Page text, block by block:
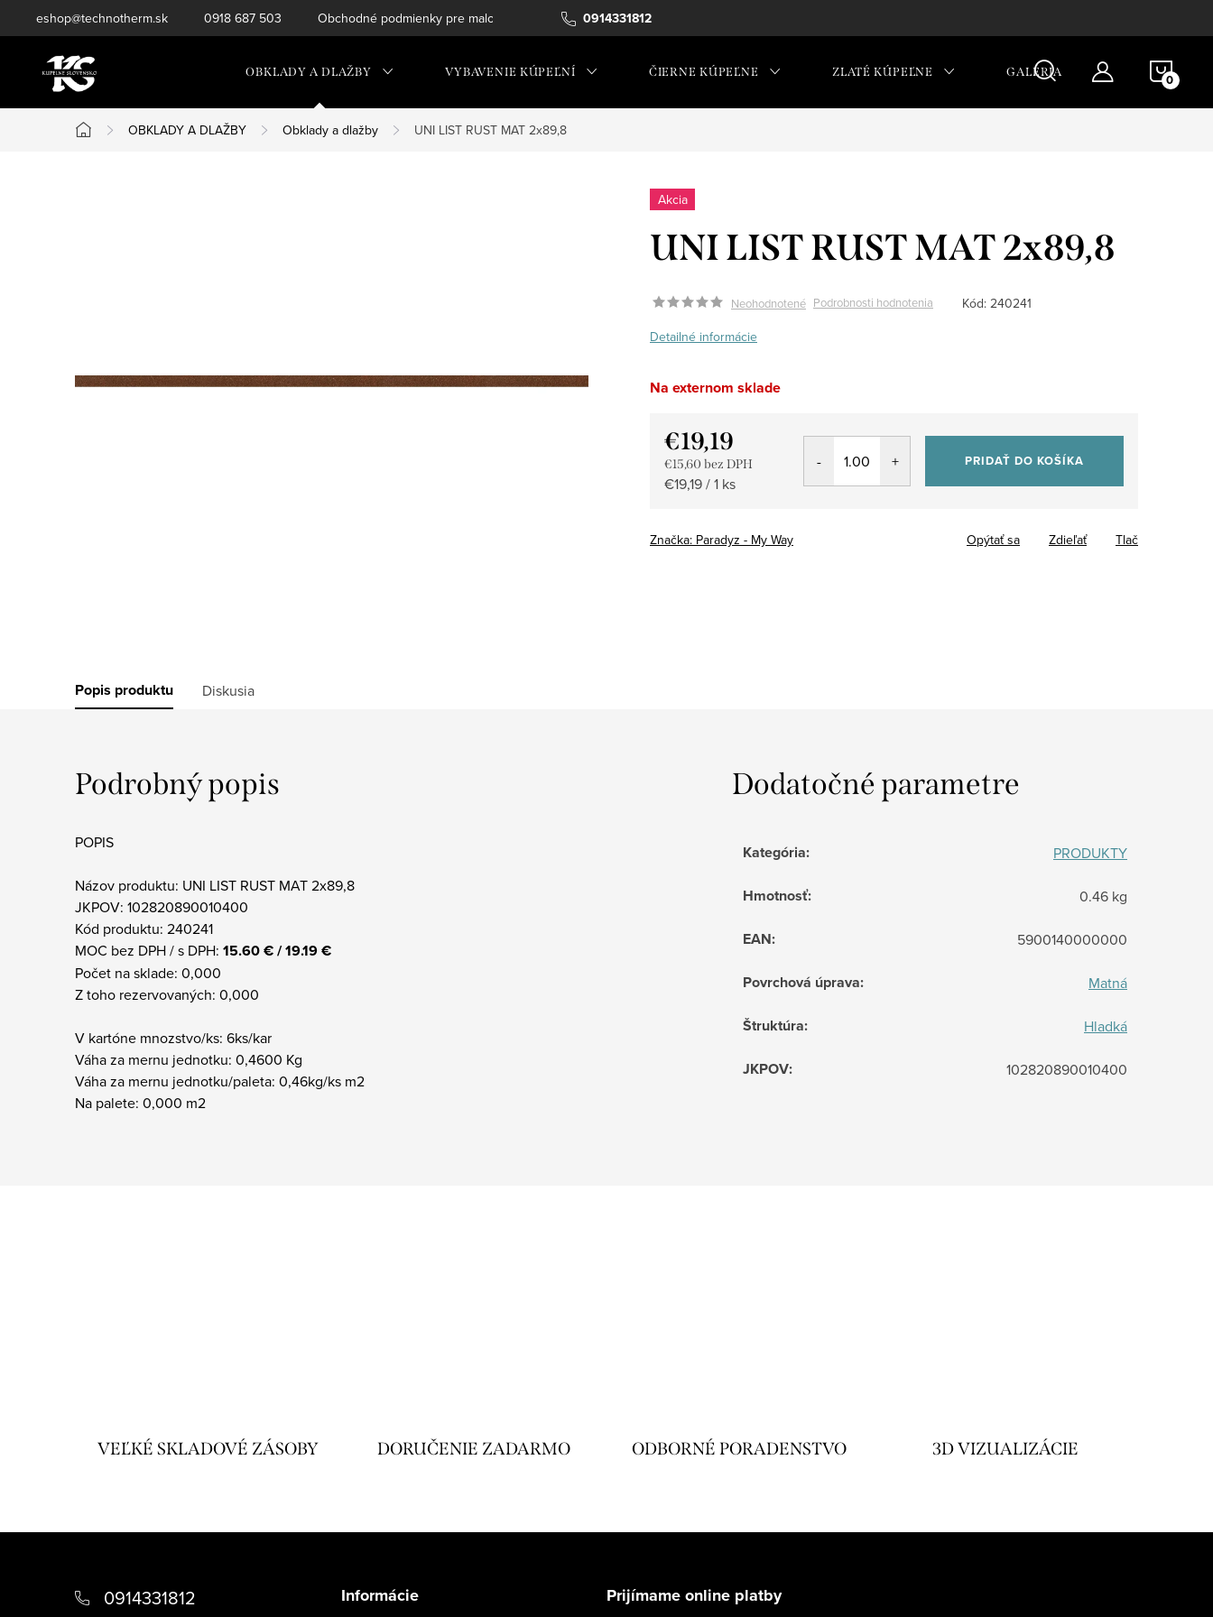
na
0914331812
eshop@technotherm.sk 0918 687 503 Obchodné podmienky pre maloobchod
OBKLADY A DLAŽBY VYBAVENIE KÚPEĽNÍ ČIERNE KÚPEĽNE ZLATÉ KÚPEĽNE GALÉRIA
Domov
OBKLADY A DLAŽBY Obklady a dlažby UNI LIST RUST MAT 2x89,8
Akcia
UNI LIST RUST MAT 2x89,8
Neohodnotené Podrobnosti hodnotenia Kód: 240241
Detailné informácie
Na externom sklade
€19,19
€15,60 bez DPH
Jednotková
€19,19 / 1 ks
PRIDAŤ DO KOŠÍKA
Značka: Paradyz - My Way Tlač
Opýtať sa Zdieľať
Popis produktu Diskusia
Podrobný popis
POPIS
Názov produktu: UNI LIST RUST MAT 2x89,8
JKPOV: 102820890010400
Kód produktu: 240241
MOC bez DPH / s DPH: 15.60 € / 19.19 €
Počet na sklade: 0,000
Z toho rezervovaných: 0,000
V kartóne mnozstvo/ks: 6ks/kar
Váha za mernu jednotku: 0,4600 Kg
Váha za mernu jednotku/paleta: 0,46kg/ks m2
Na palete: 0,000 m2
Dodatočné parametre
Kategória: PRODUKTY
Hmotnosť: 0.46 kg
EAN: 5900140000000
Povrchová úprava: Matná
Štruktúra: Hladká
JKPOV: 102820890010400
VEĽKÉ SKLADOVÉ ZÁSOBY DORUČENIE ZADARMO ODBORNÉ PORADENSTVO 3D VIZUALIZÁCIE
0914331812 Informácie Prijímame online platby